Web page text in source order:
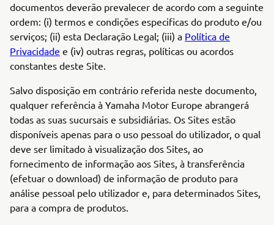
documentos deverão prevalecer de acordo com a seguinte
ordem: (i) termos e condições especificas do produto e/ou
serviços; (ii) esta Declaração Legal; (iii) a Política de
Privacidade e (iv) outras regras, políticas ou acordos
constantes deste Site.
Salvo disposição em contrário referida neste documento,
qualquer referência à Yamaha Motor Europe abrangerá
todas as suas sucursais e subsidiárias. Os Sites estão
disponíveis apenas para o uso pessoal do utilizador, o qual
deve ser limitado à visualização dos Sites, ao
fornecimento de informação aos Sites, à transferência
(efetuar o download) de informação de produto para
análise pessoal pelo utilizador e, para determinados Sites,
para a compra de produtos.